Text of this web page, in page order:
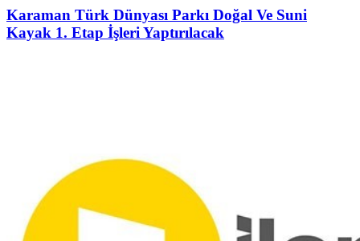
Karaman Türk Dünyası Parkı Doğal Ve Suni
Kayak 1. Etap İşleri Yaptırılacak